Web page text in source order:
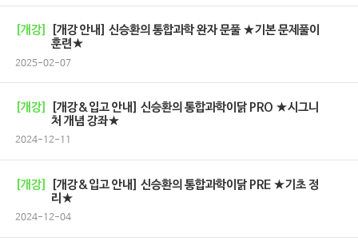
[개강]
[개강 안내] 신승환의 통합과학 완자 문풀 ★기본 문제풀이
훈련★
2025-02-07
[개강]
[개강&입고 안내] 신승환의 통합과학이닭 PRO ★시그니
처 개념 강좌★
2024-12-11
[개강]
[개강&입고 안내] 신승환의 통합과학이닭 PRE ★기초 정
리★
2024-12-04